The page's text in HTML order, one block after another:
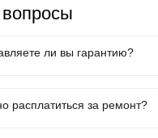
ли вы гарантию?
расплатиться за ремонт?